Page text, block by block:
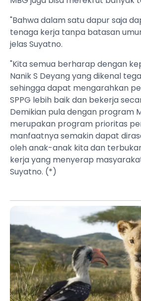
"Bahwa dalam satu dapur saja
tenaga kerja tanpa batasan
jelas Suyatno.
"Kita semua berharap dengan
Nanik S Deyang yang dikenal
sehingga dapat mengarahkan
SPPG lebih baik dan bekerja
Demikian pula dengan program
merupakan program prioritas
manfaatnya semakin dapat
oleh anak-anak kita dan
kerja yang menyerap
Suyatno. (*)